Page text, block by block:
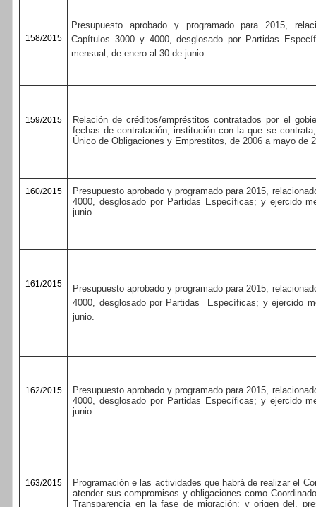
158/2015
Presupuesto aprobado y programado para 2015,
Capítulos 3000 y 4000, desglosado por Partidas
mensual, de enero al 30 de junio.
159/2015
Relación de créditos/empréstitos contratados por el
fechas de contratación, institución con la que se
Único de Obligaciones y Emprestitos, de 2006 a mayo de
160/2015
Presupuesto aprobado y programado para 2015,
4000, desglosado por Partidas Específicas; y ejercido
junio
161/2015
Presupuesto aprobado y programado para 2015,
4000, desglosado por Partidas
Específicas; y ejercido
junio.
162/2015
Presupuesto aprobado y programado para 2015,
4000, desglosado por Partidas Específicas; y ejercido
junio.
163/2015
Programación e las actividades que habrá de realizar el
atender sus compromisos y obligaciones como
Transparencia en la fase de migración; y origen del.